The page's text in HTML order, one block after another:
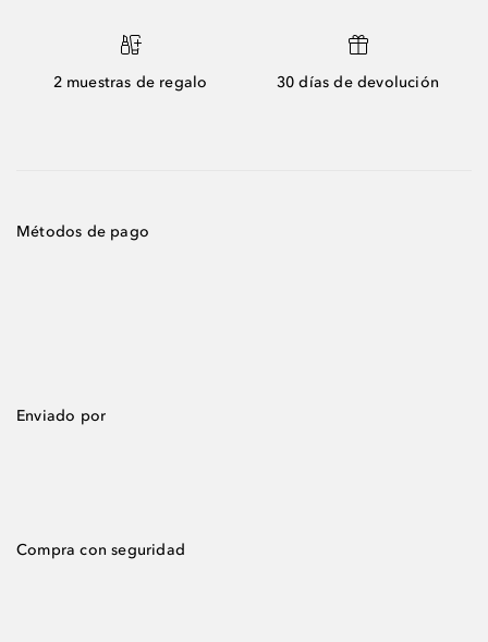
2 muestras de regalo 30 días de devolución
Métodos de pago
Enviado por
Compra con seguridad